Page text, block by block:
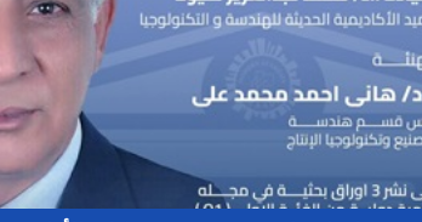
12/
فيديو تعريفي لقسم
PM